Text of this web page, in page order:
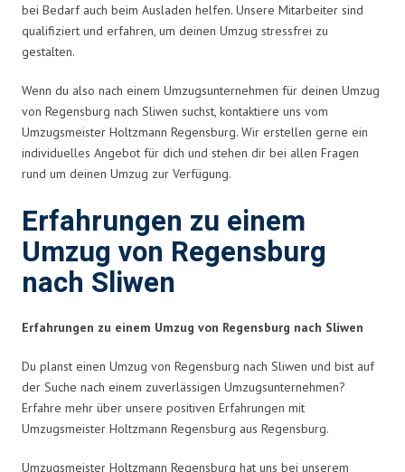
bei Bedarf auch beim Ausladen helfen. Unsere Mitarbeiter sind
qualifiziert und erfahren, um deinen Umzug stressfrei zu
gestalten.
Wenn du also nach einem Umzugsunternehmen für deinen Umzug
von Regensburg nach Sliwen suchst, kontaktiere uns vom
Umzugsmeister Holtzmann Regensburg. Wir erstellen gerne ein
individuelles Angebot für dich und stehen dir bei allen Fragen
rund um deinen Umzug zur Verfügung.
Erfahrungen zu einem
Umzug von Regensburg
nach Sliwen
Erfahrungen zu einem Umzug von Regensburg nach Sliwen
Du planst einen Umzug von Regensburg nach Sliwen und bist auf
der Suche nach einem zuverlässigen Umzugsunternehmen?
Erfahre mehr über unsere positiven Erfahrungen mit
Umzugsmeister Holtzmann Regensburg aus Regensburg.
Umzugsmeister Holtzmann Regensburg hat uns bei unserem